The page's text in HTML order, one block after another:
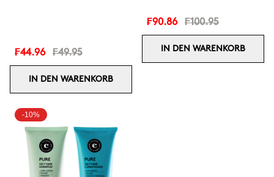
₣44.96 ₣49.95
IN DEN WARENKORB
₣90.86 ₣100.95
IN DEN WARENKORB
-10%